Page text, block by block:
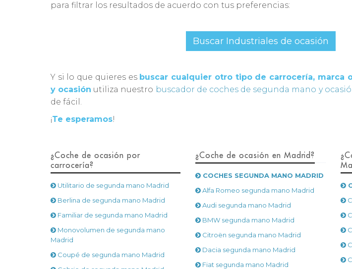
para filtrar los resultados de acuerdo con tus preferencias:
Buscar Industriales de ocasión
Y si lo que quieres es buscar cualquier otro tipo de carrocería, marca
y ocasión utiliza nuestro buscador de coches de segunda mano y
de fácil.
¡Te esperamos!
¿Coche de ocasión por
carrocería?
Utilitario de segunda mano Madrid
Berlina de segunda mano Madrid
Familiar de segunda mano Madrid
Monovolumen de segunda mano
Madrid
Coupé de segunda mano Madrid
¿Coche de ocasión en Madrid?
COCHES SEGUNDA MANO MADRID
Alfa Romeo segunda mano Madrid
Audi segunda mano Madrid
BMW segunda mano Madrid
Citroën segunda mano Madrid
Dacia segunda mano Madrid
Fiat segunda mano Madrid